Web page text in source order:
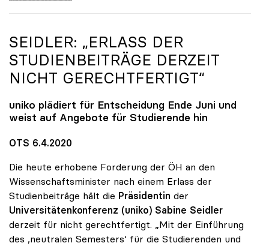
SEIDLER: „ERLASS DER
STUDIENBEITRÄGE DERZEIT
NICHT GERECHTFERTIGT“
uniko plädiert für Entscheidung Ende Juni und
weist auf Angebote für Studierende hin
OTS 6.4.2020
Die heute erhobene Forderung der ÖH an den
Wissenschaftsminister nach einem Erlass der
Studienbeiträge hält die Präsidentin der
Universitätenkonferenz (uniko) Sabine Seidler
derzeit für nicht gerechtfertigt. „Mit der Einführung
des ,neutralen Semesters‘ für die Studierenden und